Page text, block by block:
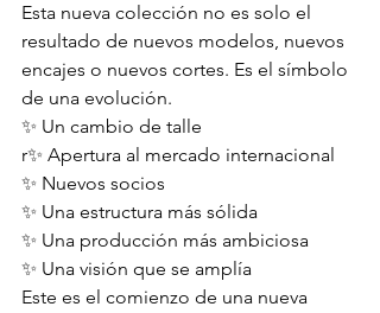
Esta nueva colección no es solo el
resultado de nuevos modelos, nuevos
encajes o nuevos cortes. Es el símbolo
de una evolución.
✨ Un cambio de talle
r✨ Apertura al mercado internacional
✨ Nuevos socios
✨ Una estructura más sólida
✨ Una producción más ambiciosa
✨ Una visión que se amplía
Este es el comienzo de una nueva